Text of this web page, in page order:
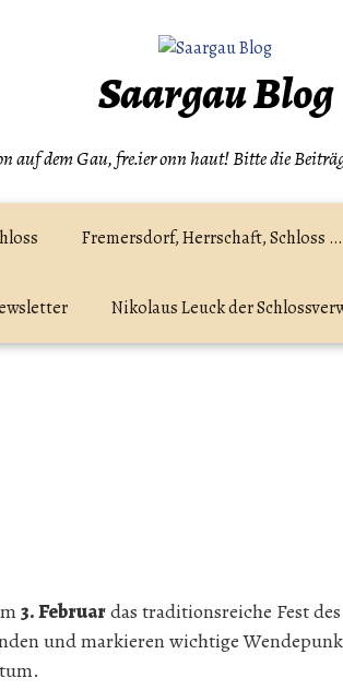
Saargau Blog
auf dem Gau, fre.ier onn haut! Bitte die
Fremersdorf, Herrschaft, Schloss …
Nikolaus Leuck der
3. Februardas traditionsreiche Fest des
und markieren wichtige